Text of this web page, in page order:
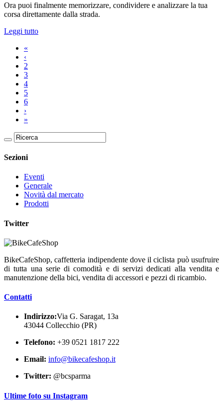
Ora puoi finalmente memorizzare, condividere e analizzare la tua
corsa direttamente dalla strada.
Leggi tutto
«
‹
2
3
4
5
6
›
»
Sezioni
Eventi
Generale
Novità dal mercato
Prodotti
Twitter
BikeCafeShop, caffetteria indipendente dove il ciclista può usufruire
di tutta una serie di comodità e di servizi dedicati alla vendita e
manutenzione della bici, vendita di accessori e pezzi di ricambio.
Contatti
Indirizzo:Via G. Saragat, 13a
43044 Collecchio (PR)
Telefono: +39 0521 1817 222
Email: info@bikecafeshop.it
Twitter: @bcsparma
Ultime foto su Instagram